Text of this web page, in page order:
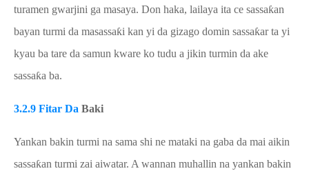
turamen gwarjini ga masaya. Don haka, lailaya ita ce sassaƙan
bayan turmi da masassaƙi kan yi da gizago domin sassaƙar ta yi
kyau ba tare da samun kware ko tudu a jikin turmin da ake
sassaƙa ba.
3.2.9 Fitar Da Baki
Yankan bakin turmi na sama shi ne mataki na gaba da mai aikin
sassaƙan turmi zai aiwatar. A wannan muhallin na yankan bakin